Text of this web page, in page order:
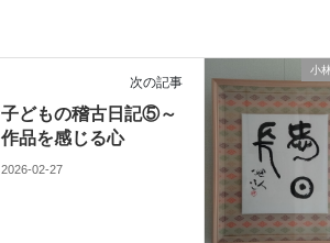
小
次の記事
子どもの稽古日記⑤～
作品を感じる心
2026-02-27